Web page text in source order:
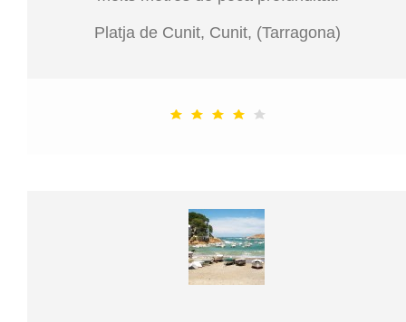
Platja de Cunit, Cunit, (Tarragona)